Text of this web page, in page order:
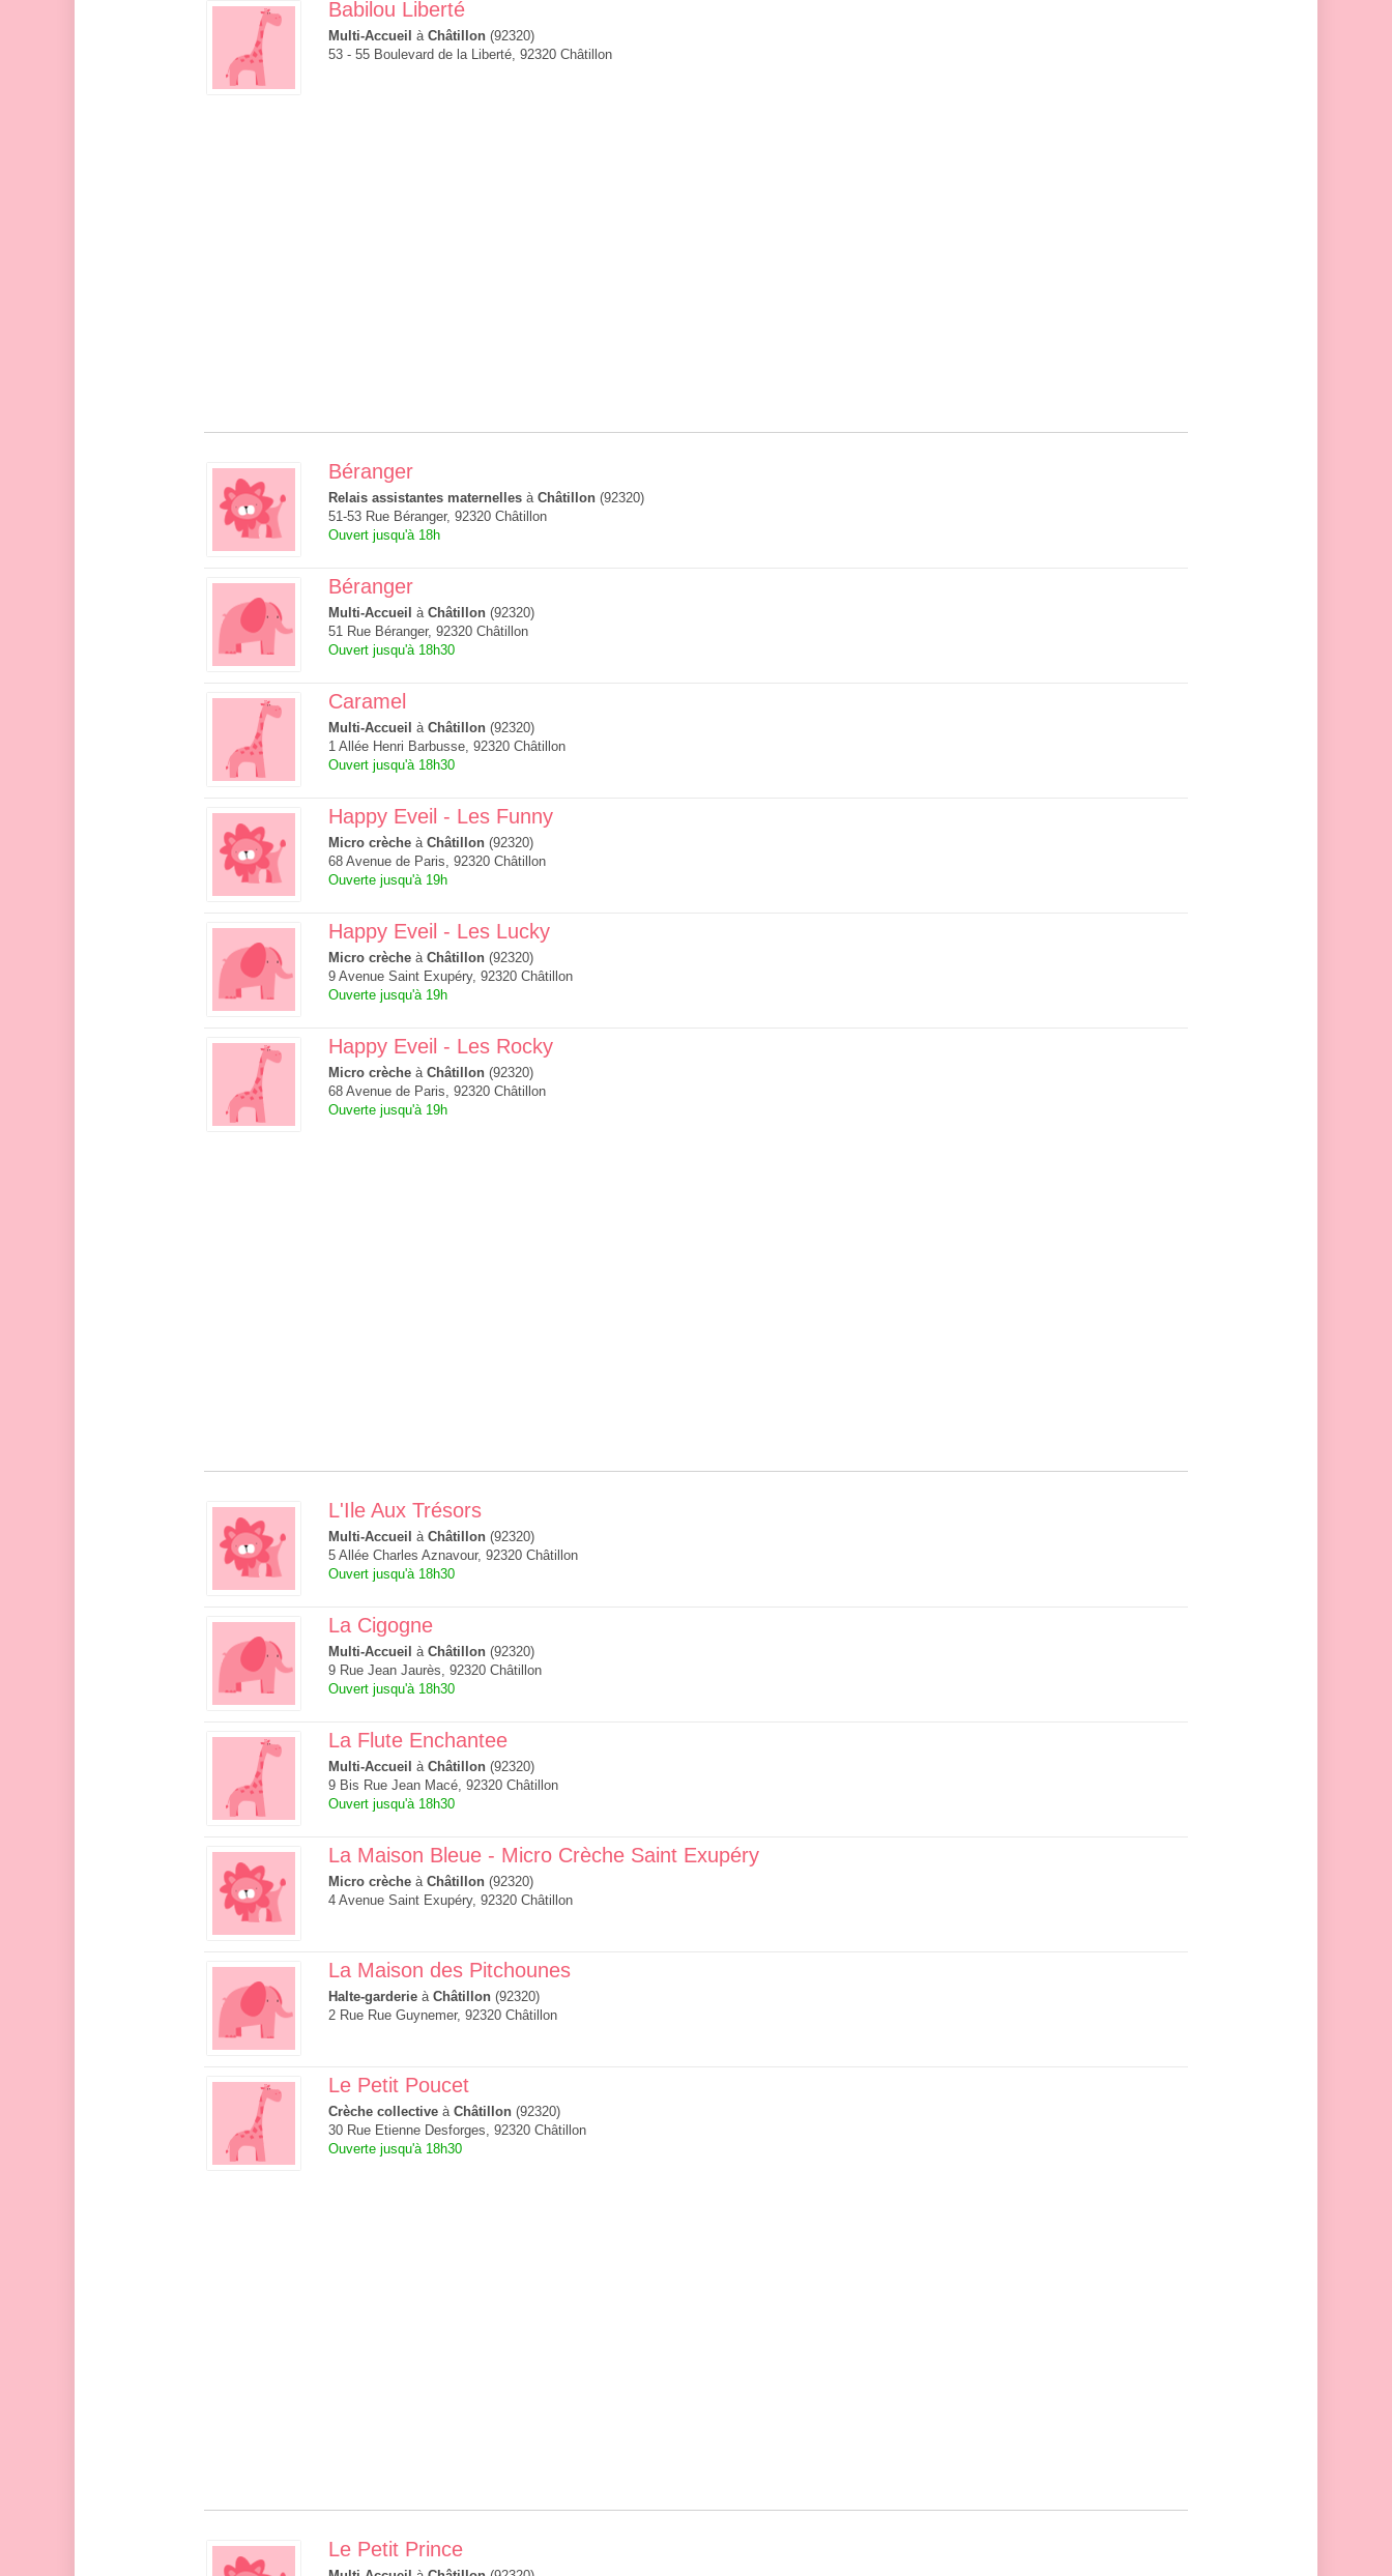
Babilou Liberté
Multi-Accueil à Châtillon (92320)
53 - 55 Boulevard de la Liberté, 92320 Châtillon
Béranger
Relais assistantes maternelles à Châtillon (92320)
51-53 Rue Béranger, 92320 Châtillon
Ouvert jusqu'à 18h
Béranger
Multi-Accueil à Châtillon (92320)
51 Rue Béranger, 92320 Châtillon
Ouvert jusqu'à 18h30
Caramel
Multi-Accueil à Châtillon (92320)
1 Allée Henri Barbusse, 92320 Châtillon
Ouvert jusqu'à 18h30
Happy Eveil - Les Funny
Micro crèche à Châtillon (92320)
68 Avenue de Paris, 92320 Châtillon
Ouverte jusqu'à 19h
Happy Eveil - Les Lucky
Micro crèche à Châtillon (92320)
9 Avenue Saint Exupéry, 92320 Châtillon
Ouverte jusqu'à 19h
Happy Eveil - Les Rocky
Micro crèche à Châtillon (92320)
68 Avenue de Paris, 92320 Châtillon
Ouverte jusqu'à 19h
L'Ile Aux Trésors
Multi-Accueil à Châtillon (92320)
5 Allée Charles Aznavour, 92320 Châtillon
Ouvert jusqu'à 18h30
La Cigogne
Multi-Accueil à Châtillon (92320)
9 Rue Jean Jaurès, 92320 Châtillon
Ouvert jusqu'à 18h30
La Flute Enchantee
Multi-Accueil à Châtillon (92320)
9 Bis Rue Jean Macé, 92320 Châtillon
Ouvert jusqu'à 18h30
La Maison Bleue - Micro Crèche Saint Exupéry
Micro crèche à Châtillon (92320)
4 Avenue Saint Exupéry, 92320 Châtillon
La Maison des Pitchounes
Halte-garderie à Châtillon (92320)
2 Rue Rue Guynemer, 92320 Châtillon
Le Petit Poucet
Crèche collective à Châtillon (92320)
30 Rue Etienne Desforges, 92320 Châtillon
Ouverte jusqu'à 18h30
Le Petit Prince